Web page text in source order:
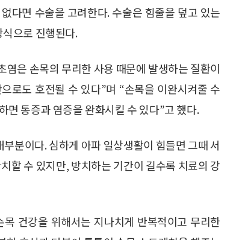
다면 수술을 고려한다. 수술은 힘줄을 덮고 있는
으로 진행된다.
은 손목의 무리한 사용 때문에 발생하는 질환이
로도 호전될 수 있다”며 “손목을 이완시켜줄 수
면 통증과 염증을 완화시킬 수 있다”고 했다.
분이다. 심하게 아파 일상생활이 힘들면 그때 서
할 수 있지만, 방치하는 기간이 길수록 치료의 강
건강을 위해서는 지나치게 반복적이고 무리한